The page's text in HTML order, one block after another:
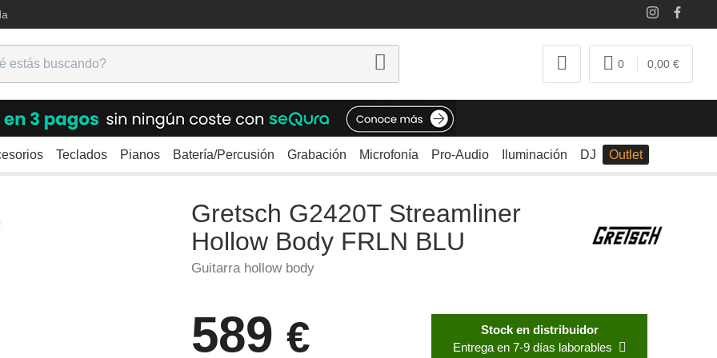
0 0,00 €
Teclados Pianos Batería/Percusión Grabación Microfonía Pro-Audio Iluminación DJ Outlet
Caja/Jazz Gretsch G2420T Streamliner Hollow Body FRLN BLU
Gretsch G2420T Streamliner
Hollow Body FRLN BLU
Guitarra hollow body
589 €
Stock en distribuidor
Entrega en 7-9 días laborables